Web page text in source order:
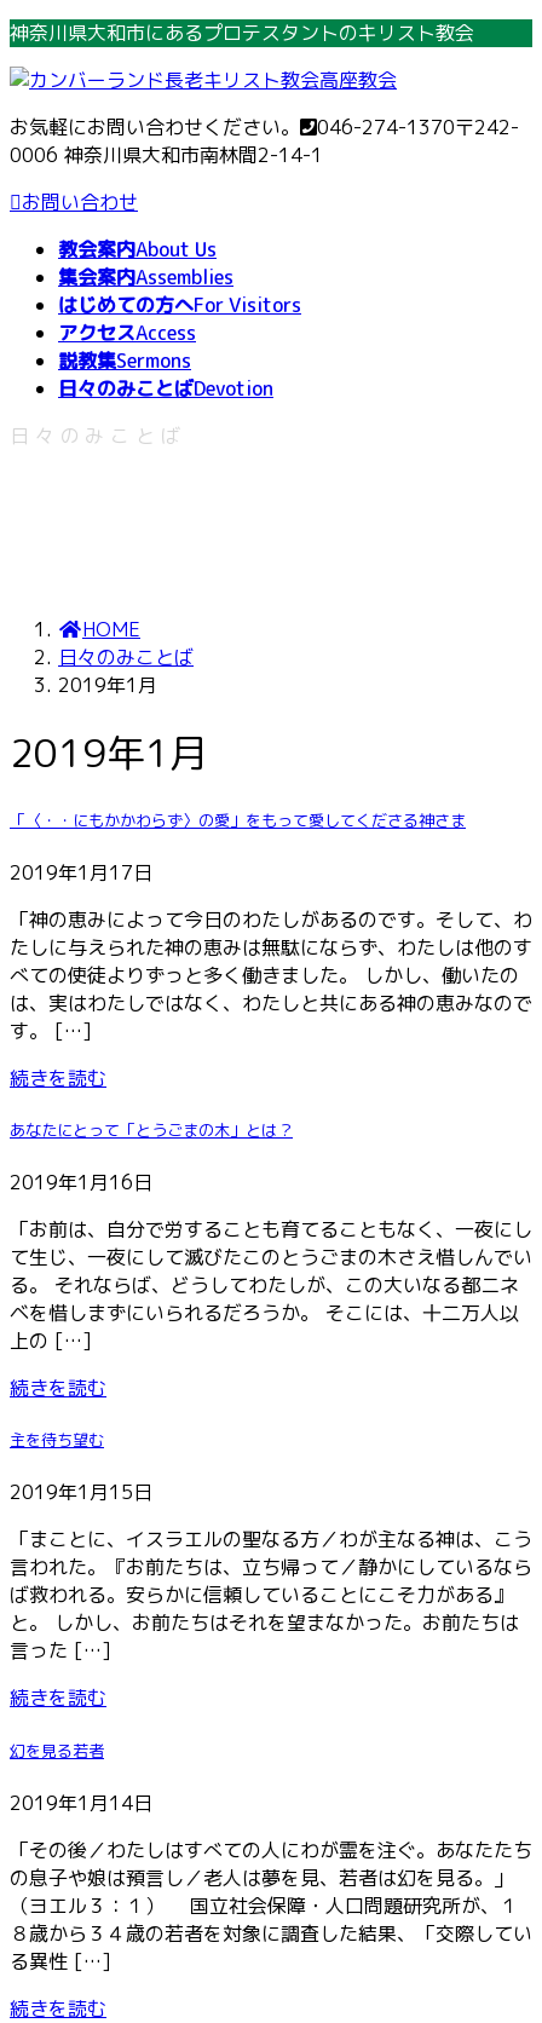
コ
テ
ン
ツ
へ
ス
ナ
ゲ
ー
シ
ョ
ン
神奈川県大和市にあるプロテスタントのキリスト教会
お気軽にお問い合わせください。 046-274-1370〒242-
0006 神奈川県大和市南林間2-14-1
お問い合わせ
教会案内About Us
集会案内Assemblies
はじめての方へFor Visitors
アクセスAccess
説教集Sermons
日々のみことばDevotion
日々のみことば
HOME
日々のみことば
2019年1月
2019年1月
「〈・・にもかかわらず〉の愛」をもって愛してくださる神さま
2019年1月17日
「神の恵みによって今日のわたしがあるのです。そして、わ
たしに与えられた神の恵みは無駄にならず、わたしは他のす
べての使徒よりずっと多く働きました。 しかし、働いたの
は、実はわたしではなく、わたしと共にある神の恵みなので
す。 […]
続きを読む
あなたにとって「とうごまの木」とは？
2019年1月16日
「お前は、自分で労することも育てることもなく、一夜にし
て生じ、一夜にして滅びたこのとうごまの木さえ惜しんでい
る。 それならば、どうしてわたしが、この大いなる都ニネ
ベを惜しまずにいられるだろうか。 そこには、十二万人以
上の […]
続きを読む
主を待ち望む
2019年1月15日
「まことに、イスラエルの聖なる方／わが主なる神は、こう
言われた。『お前たちは、立ち帰って／静かにしているなら
ば救われる。安らかに信頼していることにこそ力がある』
と。 しかし、お前たちはそれを望まなかった。お前たちは
言った […]
続きを読む
幻を見る若者
2019年1月14日
「その後／わたしはすべての人にわが霊を注ぐ。あなたたち
の息子や娘は預言し／老人は夢を見、若者は幻を見る。」
（ヨエル３：１） 国立社会保障・人口問題研究所が、１
８歳から３４歳の若者を対象に調査した結果、「交際してい
る異性 […]
続きを読む